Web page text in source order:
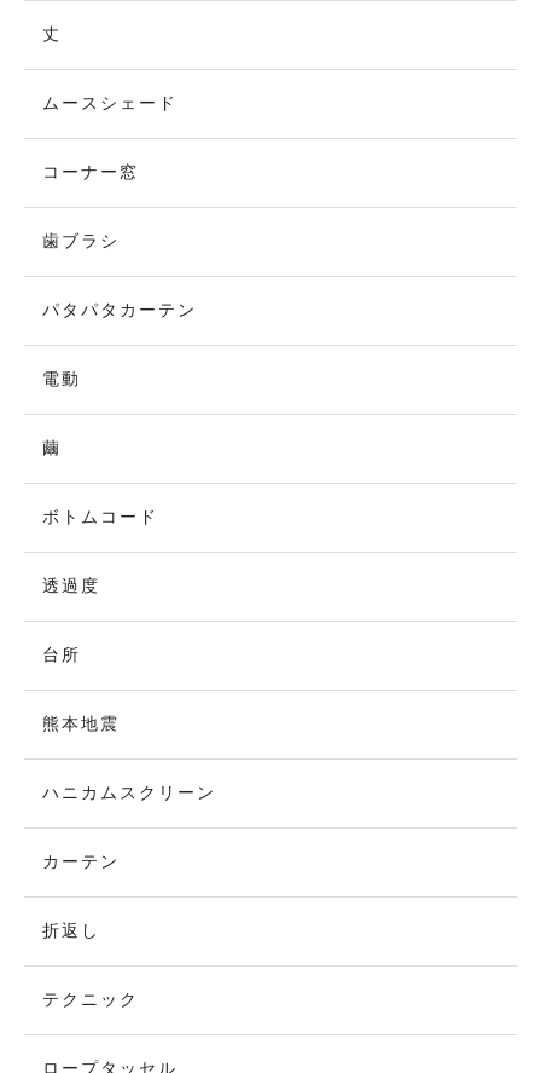
丈
ムースシェード
コーナー窓
歯ブラシ
パタパタカーテン
電動
繭
ボトムコード
透過度
台所
熊本地震
ハニカムスクリーン
カーテン
折返し
テクニック
ロープタッセル